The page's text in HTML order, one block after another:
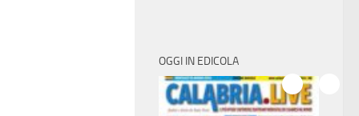
OGGI IN EDICOLA